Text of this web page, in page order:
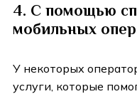
4. С помощью
мобильных
У некоторых
услуги, которые